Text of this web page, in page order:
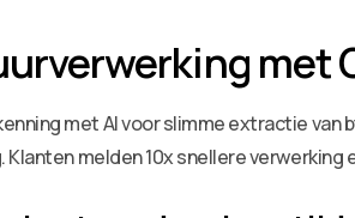
met
met AI voor slimme extractie
melden 10x snellere verwerking